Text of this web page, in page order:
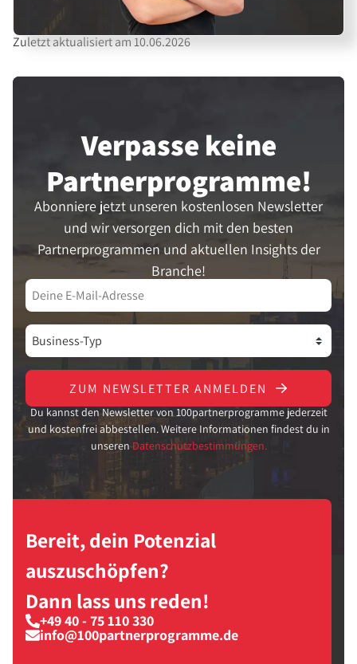
Zuletzt aktualisiert am 10.06.2026
Verpasse keine
Partner­programme!
Abonniere jetzt unseren kostenlosen Newsletter
und wir versorgen dich mit den besten
Partnerprogrammen und aktuellen Insights der
Branche!
ZUM NEWSLETTER ANMELDEN
Du kannst den Newsletter von 100partnerprogramme jederzeit
und kostenfrei abbestellen. Weitere Informationen findest du in
unseren Datenschutzbestimmungen.
Bereit, dein Potenzial
auszuschöpfen?
Dann lass uns reden!
+49 40 - 75 110 330
info@100partnerprogramme.de